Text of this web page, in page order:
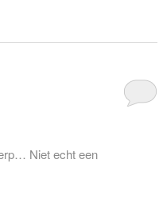
Niet echt een